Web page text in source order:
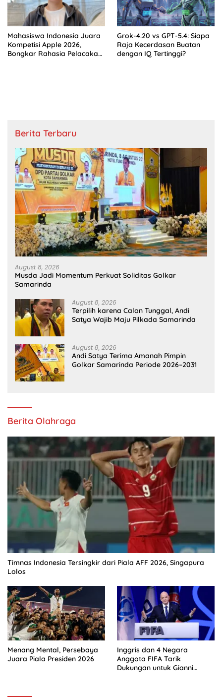
Mahasiswa Indonesia Juara
Kompetisi Apple 2026,
Bongkar Rahasia Pelacakan
Grok-4.20 vs GPT-5.4: Siapa
Raja Kecerdasan Buatan
dengan IQ Tertinggi?
Berita Terbaru
August 8, 2026
Musda Jadi Momentum Perkuat Soliditas Golkar
Samarinda
August 8, 2026
Terpilih karena Calon Tunggal, Andi
Satya Wajib Maju Pilkada Samarinda
August 8, 2026
Andi Satya Terima Amanah Pimpin
Golkar Samarinda Periode 2026–2031
Berita Olahraga
Timnas Indonesia Tersingkir dari Piala AFF 2026, Singapura
Lolos
Menang Mental, Persebaya
Juara Piala Presiden 2026
Inggris dan 4 Negara
Anggota FIFA Tarik
Dukungan untuk Gianni